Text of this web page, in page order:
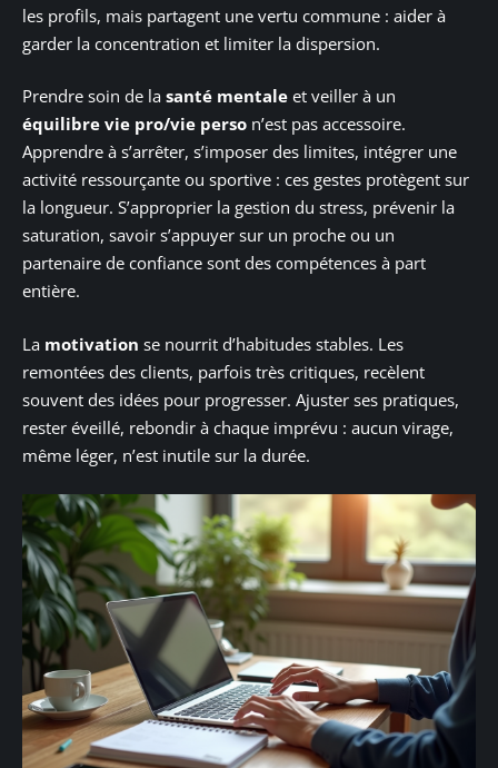
les profils, mais partagent une vertu commune : aider à
garder la concentration et limiter la dispersion.
Prendre soin de la santé mentale et veiller à un
équilibre vie pro/vie perso n’est pas accessoire.
Apprendre à s’arrêter, s’imposer des limites, intégrer une
activité ressourçante ou sportive : ces gestes protègent sur
la longueur. S’approprier la gestion du stress, prévenir la
saturation, savoir s’appuyer sur un proche ou un
partenaire de confiance sont des compétences à part
entière.
La motivation se nourrit d’habitudes stables. Les
remontées des clients, parfois très critiques, recèlent
souvent des idées pour progresser. Ajuster ses pratiques,
rester éveillé, rebondir à chaque imprévu : aucun virage,
même léger, n’est inutile sur la durée.